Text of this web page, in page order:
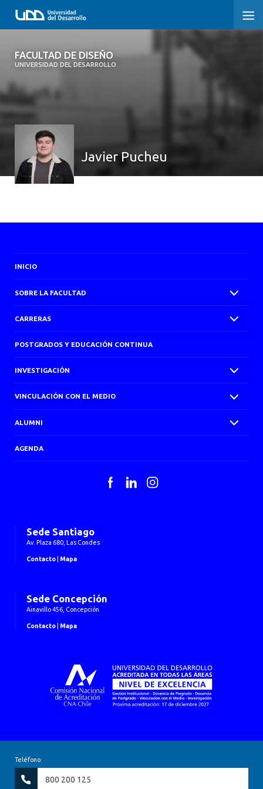
FACULTAD DE DISEÑO
UNIVERSIDAD DEL DESARROLLO
FACULTAD DE DISEÑO
INICIO
CARRERAS
POSTGRADOS Y EDUCACIÓN CONTINUA
INVESTIGACIÓN
AGENDA
Javier Pucheu
INICIO
SOBRE LA FACULTAD
CARRERAS
POSTGRADOS Y EDUCACIÓN CONTINUA
INVESTIGACIÓN
VINCULACIÓN CON EL MEDIO
ALUMNI
AGENDA
FacebookLinkedInInstagram
Sede Santiago
Av. Plaza 680, Las Condes
Contacto Mapa
Sede Concepción
Ainavillo 456, Concepción
Contacto Mapa
Teléfono:
800 200 125